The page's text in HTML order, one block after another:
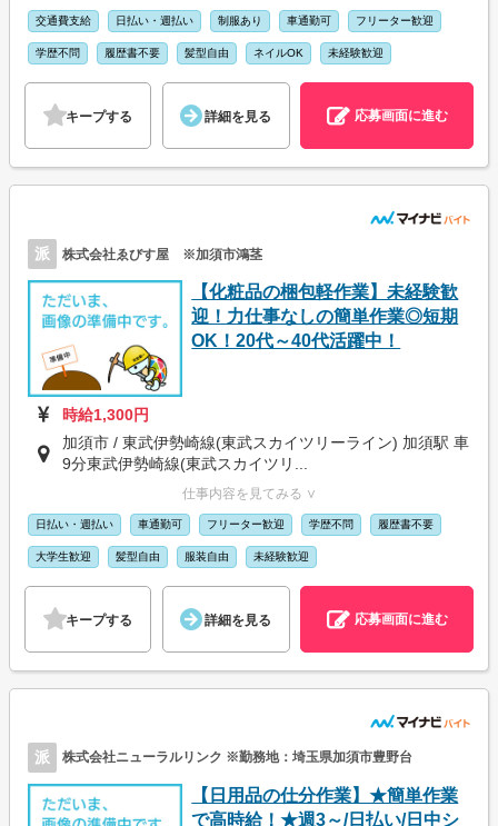
交通費支給 日払い・週払い 制服あり 車通勤可 フリーター歓迎
学歴不問 履歴書不要 髪型自由 ネイルOK 未経験歓迎
キープする 詳細を見る 応募画面に進む
派 株式会社ゑびす屋 ※加須市鴻茎
【化粧品の梱包軽作業】未経験歓
迎！力仕事なしの簡単作業◎短期
OK！20代～40代活躍中！
時給1,300円
加須市 / 東武伊勢崎線(東武スカイツリーライン) 加須駅 車
9分東武伊勢崎線(東武スカイツリ...
仕事内容を見てみる ∨
日払い・週払い 車通勤可 フリーター歓迎 学歴不問 履歴書不要
大学生歓迎 髪型自由 服装自由 未経験歓迎
キープする 詳細を見る 応募画面に進む
派 株式会社ニューラルリンク ※勤務地：埼玉県加須市豊野台
【日用品の仕分作業】★簡単作業
で高時給！★週3～/日払い/日中シ